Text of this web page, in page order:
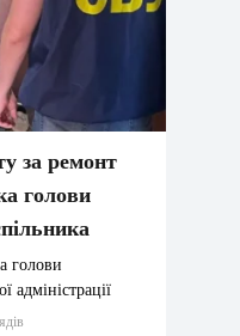
за ремонт
голови
голови
адміністрації